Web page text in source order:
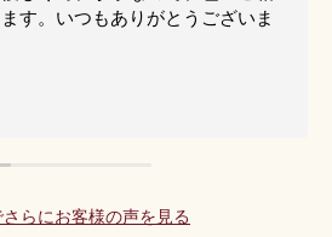
す。いつもありがとうございま
らにお客様の声を見る